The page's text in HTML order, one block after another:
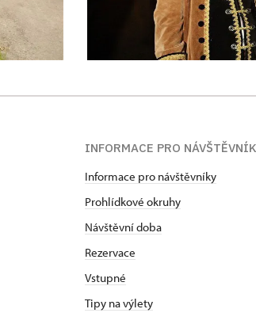
INFORMACE PRO
Informace pro návštěvníky
Prohlídkové okruhy
Návštěvní doba
Rezervace
Vstupné
Tipy na výlety